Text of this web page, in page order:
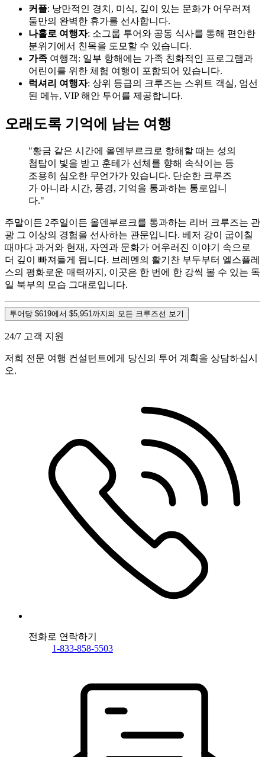
커플: 낭만적인 경치, 미식, 깊이 있는 문화가 어우러져
둘만의 완벽한 휴가를 선사합니다.
나홀로 여행자: 소그룹 투어와 공동 식사를 통해 편안한
분위기에서 친목을 도모할 수 있습니다.
가족 여행객: 일부 항해에는 가족 친화적인 프로그램과
어린이를 위한 체험 여행이 포함되어 있습니다.
럭셔리 여행자: 상위 등급의 크루즈는 스위트 객실, 엄선
된 메뉴, VIP 해안 투어를 제공합니다.
오래도록 기억에 남는 여행
"황금 같은 시간에 올덴부르크로 항해할 때는 성의
첨탑이 빛을 받고 훈테가 선체를 향해 속삭이는 등
조용히 심오한 무언가가 있습니다. 단순한 크루즈
가 아니라 시간, 풍경, 기억을 통과하는 통로입니
다."
주말이든 2주일이든 올덴부르크를 통과하는 리버 크루즈는 관
광 그 이상의 경험을 선사하는 관문입니다. 베저 강이 굽이칠
때마다 과거와 현재, 자연과 문화가 어우러진 이야기 속으로
더 깊이 빠져들게 됩니다. 브레멘의 활기찬 부두부터 엘스플레
스의 평화로운 매력까지, 이곳은 한 번에 한 강씩 볼 수 있는 독
일 북부의 모습 그대로입니다.
투어당 $619에서 $5,951까지의 모든 크루즈선 보기
24/7 고객 지원
저희 전문 여행 컨설턴트에게 당신의 투어 계획을 상담하십시
오.
전화로 연락하기
1-833-858-5503